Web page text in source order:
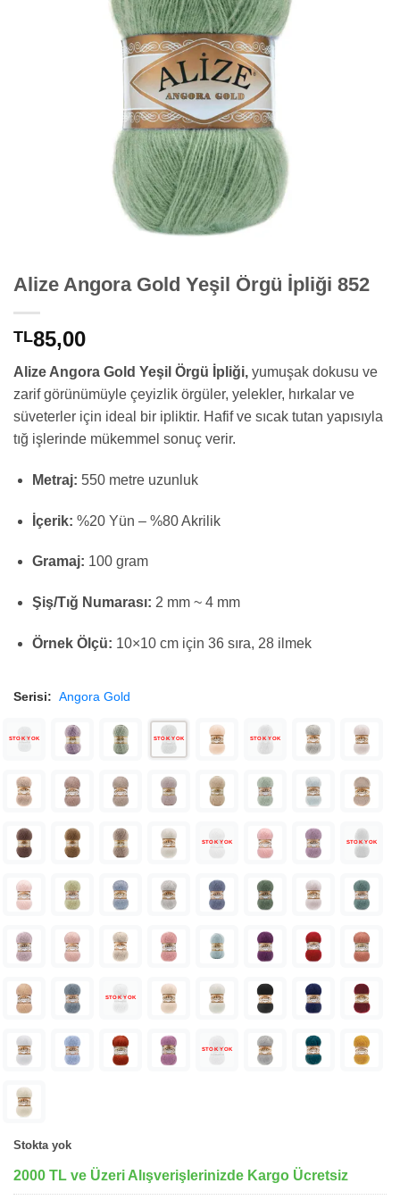
Alize Angora Gold Yeşil Örgü İpliği 852
TL85,00
Alize Angora Gold Yeşil Örgü İpliği, yumuşak dokusu ve
zarif görünümüyle çeyizlik örgüler, yelekler, hırkalar ve
süveterler için ideal bir ipliktir. Hafif ve sıcak tutan yapısıyla
tığ işlerinde mükemmel sonuç verir.
Metraj: 550 metre uzunluk
İçerik: %20 Yün – %80 Akrilik
Gramaj: 100 gram
Şiş/Tığ Numarası: 2 mm ~ 4 mm
Örnek Ölçü: 10×10 cm için 36 sıra, 28 ilmek
Serisi: Angora Gold
STOK YOK STOK YOK STOK YOK
STOK YOK STOK YOK
STOK YOK
STOK YOK
Stokta yok
2000 TL ve Üzeri Alışverişlerinizde Kargo Ücretsiz